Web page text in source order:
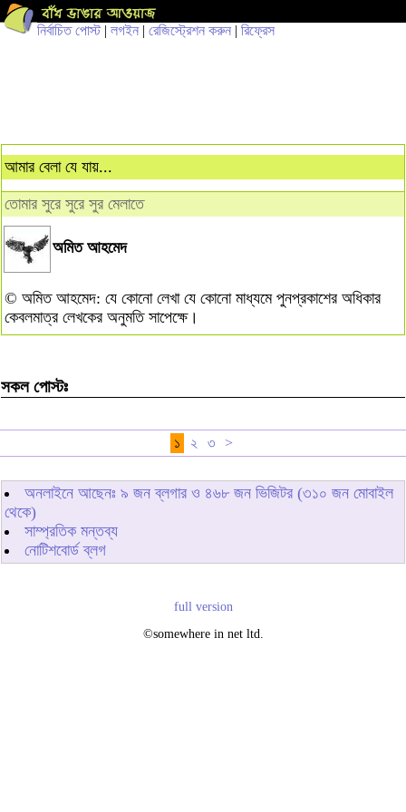
নির্বাচিত পোস্ট| লগইন | রেজিস্ট্রেশন করুন | রিফ্রেস
আমার বেলা যে যায়...
তোমার সুরে সুরে সুর মেলাতে
অমিত আহমেদ
© অমিত আহমেদ: যে কোনো লেখা যে কোনো মাধ্যমে পুনপ্রকাশের অধিকার
কেবলমাত্র লেখকের অনুমতি সাপেক্ষে।
সকল পোস্টঃ
১ ২ ৩ >
অনলাইনে আছেনঃ ৯ জন ব্লগার ও ৪৬৮জন ভিজিটর (৩১০ জন মোবাইল
থেকে)
সাম্প্রতিক মন্তব্য
নোটিশবোর্ড ব্লগ
full version
©somewhere in net ltd.